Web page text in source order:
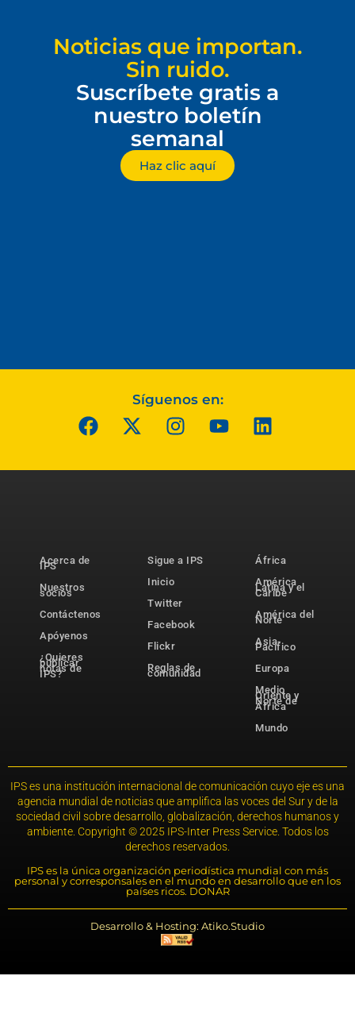
Noticias que importan.
Sin ruido.
Suscríbete gratis a
nuestro boletín
semanal
Haz clic aquí
Síguenos en:
Acerca de
IPS
Nuestros
socios
Contáctenos
Apóyenos
¿Quieres
publicar
notas de
IPS?
Sigue a IPS
Inicio
Twitter
Facebook
Flickr
Reglas de
comunidad
África
América
Latina y el
Caribe
América del
Norte
Asia-
Pacífico
Europa
Medio
Oriente y
Norte de
África
Mundo
IPS es una institución internacional de comunicación cuyo eje es una
agencia mundial de noticias que amplifica las voces del Sur y de la
sociedad civil sobre desarrollo, globalización, derechos humanos y
ambiente. Copyright © 2025 IPS-Inter Press Service. Todos los
derechos reservados.
IPS es la única organización periodística mundial con más
personal y corresponsales en el mundo en desarrollo que en los
países ricos. DONAR
Desarrollo & Hosting: Atiko.Studio